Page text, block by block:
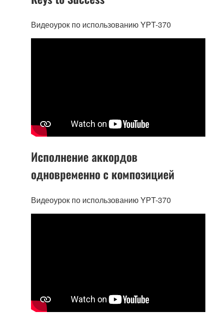
Видеоурок по использованию YPT-370
Исполнение аккордов
одновременно с композицией
Видеоурок по использованию YPT-370